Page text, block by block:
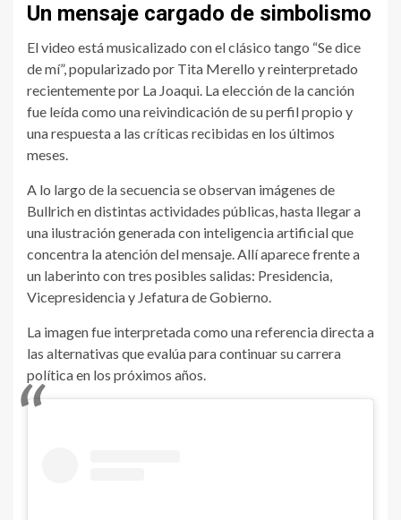
Un mensaje cargado de simbolismo
El video está musicalizado con el clásico tango “Se dice
de mí”, popularizado por Tita Merello y reinterpretado
recientemente por La Joaqui. La elección de la canción
fue leída como una reivindicación de su perfil propio y
una respuesta a las críticas recibidas en los últimos
meses.
A lo largo de la secuencia se observan imágenes de
Bullrich en distintas actividades públicas, hasta llegar a
una ilustración generada con inteligencia artificial que
concentra la atención del mensaje. Allí aparece frente a
un laberinto con tres posibles salidas: Presidencia,
Vicepresidencia y Jefatura de Gobierno.
La imagen fue interpretada como una referencia directa a
las alternativas que evalúa para continuar su carrera
política en los próximos años.